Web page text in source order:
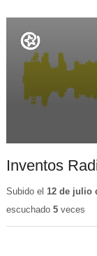
Inventos
Subido el 12 de julio
escuchado 5veces